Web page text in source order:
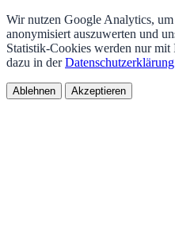
Wir nutzen Google Analytics,
anonymisiert auszuwerten und
Statistik-Cookies werden nur
dazu in derDatenschutzerklärung
Ablehnen Akzeptieren